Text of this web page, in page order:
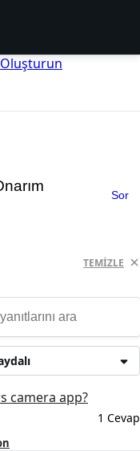
Sor
TEMIZLE
camera app?
1 Cevap